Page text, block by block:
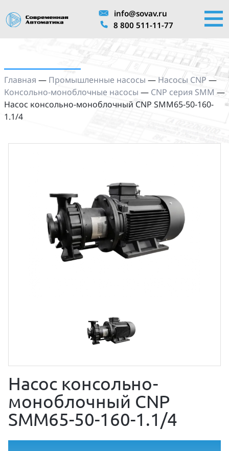
info@sovav.ru
8 800 511-11-77
Главная — Промышленные насосы — Насосы CNP —
Консольно-моноблочные насосы — CNP серия SMM —
Насос консольно-моноблочный CNP SMM65-50-160-
1.1/4
Насос консольно-
моноблочный CNP
SMM65-50-160-1.1/4